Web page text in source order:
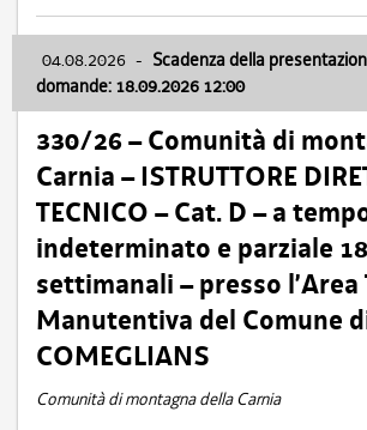
04.08.2026 - Scadenza della
domande: 18.09.2026 12:00
330/26 – Comunità di
Carnia – ISTRUTTORE
TECNICO – Cat. D – a
indeterminato e parziale
settimanali – presso l’Area
Manutentiva del Comune
COMEGLIANS
Comunità di montagna della Carnia